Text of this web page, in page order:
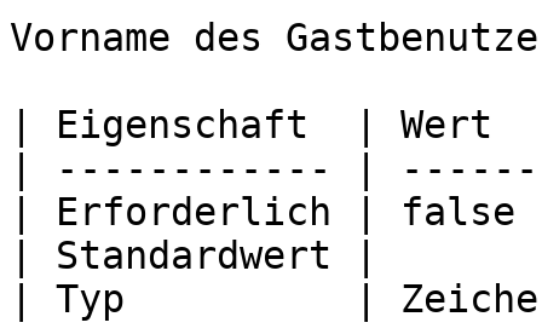
Vorname des
| Eigenschaft  |
| ------------ |
| Erforderlich |
| Standardwert |
| Typ          |